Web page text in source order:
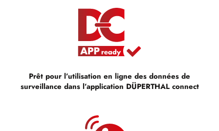
Prêt pour l’utilisation en ligne des données de
surveillance dans l’application DÜPERTHAL connect